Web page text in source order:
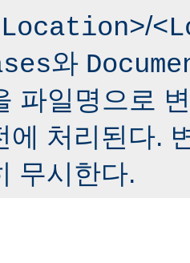
/
와
파일명으로
에 처리된다.
무시한다.